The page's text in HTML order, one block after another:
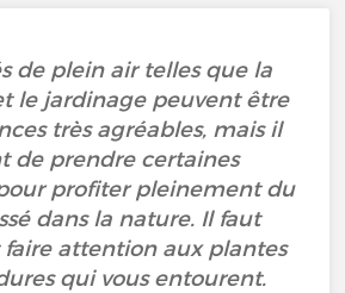
de plein air telles que la
le jardinage peuvent être
très agréables, mais il
de prendre certaines
profiter pleinement du
dans la nature. Il faut
attention aux plantes
qui vous entourent.